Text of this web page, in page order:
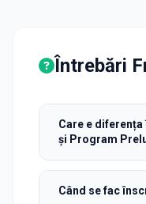
Întrebări
Care e
și Program
Când se fac